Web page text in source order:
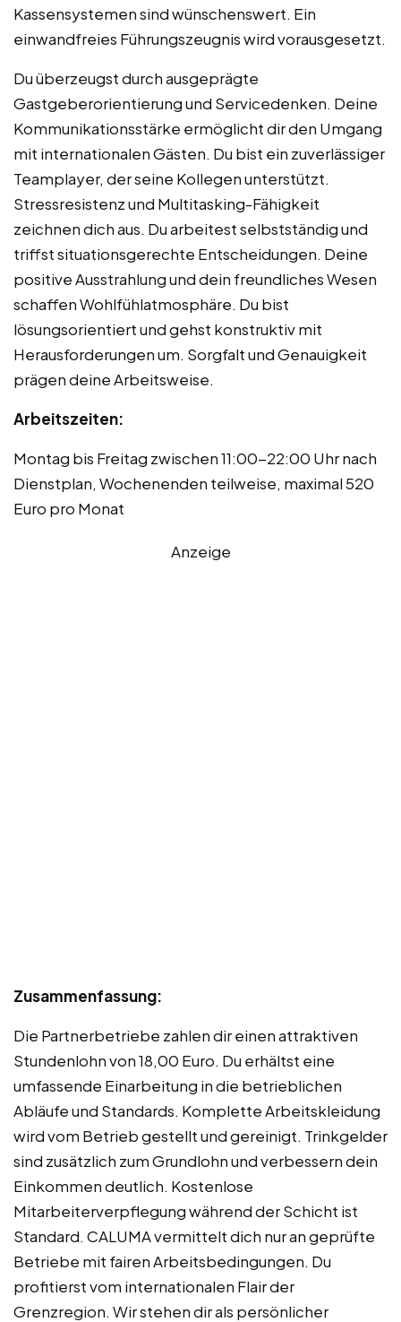
Kassensystemen sind wünschenswert. Ein
einwandfreies Führungszeugnis wird vorausgesetzt.
Du überzeugst durch ausgeprägte
Gastgeberorientierung und Servicedenken. Deine
Kommunikationsstärke ermöglicht dir den Umgang
mit internationalen Gästen. Du bist ein zuverlässiger
Teamplayer, der seine Kollegen unterstützt.
Stressresistenz und Multitasking-Fähigkeit
zeichnen dich aus. Du arbeitest selbstständig und
triffst situationsgerechte Entscheidungen. Deine
positive Ausstrahlung und dein freundliches Wesen
schaffen Wohlfühlatmosphäre. Du bist
lösungsorientiert und gehst konstruktiv mit
Herausforderungen um. Sorgfalt und Genauigkeit
prägen deine Arbeitsweise.
Arbeitszeiten:
Montag bis Freitag zwischen 11:00-22:00 Uhr nach
Dienstplan, Wochenenden teilweise, maximal 520
Euro pro Monat
Anzeige
Zusammenfassung:
Die Partnerbetriebe zahlen dir einen attraktiven
Stundenlohn von 18,00 Euro. Du erhältst eine
umfassende Einarbeitung in die betrieblichen
Abläufe und Standards. Komplette Arbeitskleidung
wird vom Betrieb gestellt und gereinigt. Trinkgelder
sind zusätzlich zum Grundlohn und verbessern dein
Einkommen deutlich. Kostenlose
Mitarbeiterverpflegung während der Schicht ist
Standard. CALUMA vermittelt dich nur an geprüfte
Betriebe mit fairen Arbeitsbedingungen. Du
profitierst vom internationalen Flair der
Grenzregion. Wir stehen dir als persönlicher